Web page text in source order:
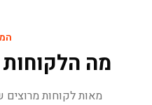
מה הלקוחות
מאות לקוחות מרוצים